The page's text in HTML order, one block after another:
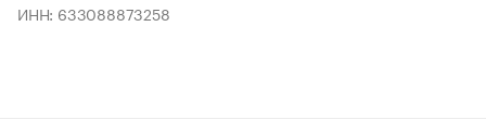
ИНН: 633088873258